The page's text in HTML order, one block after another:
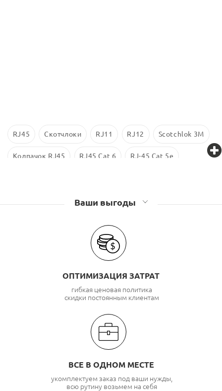
RJ45 Скотчлоки RJ11 RJ12 Scotchlok 3M
Колпачок RJ45 RJ45 Cat 6 RJ-45 Cat 5e
Ваши выгоды
ОПТИМИЗАЦИЯ ЗАТРАТ
гибкая ценовая политика
скидки постоянным клиентам
ВСЕ В ОДНОМ МЕСТЕ
укомплектуем заказ под ваши нужды,
всю рутину возьмем на себя